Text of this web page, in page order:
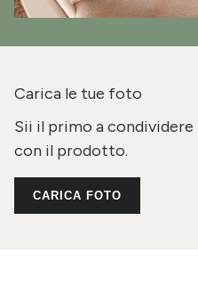
Carica le tue foto
Sii il primo a condividere
con il prodotto.
CARICA FOTO